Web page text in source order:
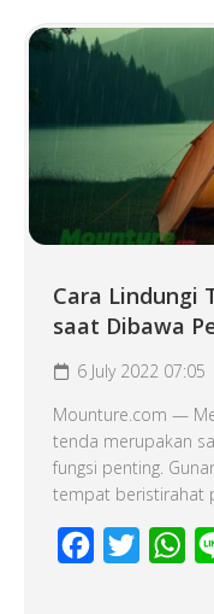
Cara Lindungi
saat Dibawa
6 July 2022 07:05
Mounture.com —
tenda merupakan
fungsi penting.
tempat beristirahat
Facebook
Twitter